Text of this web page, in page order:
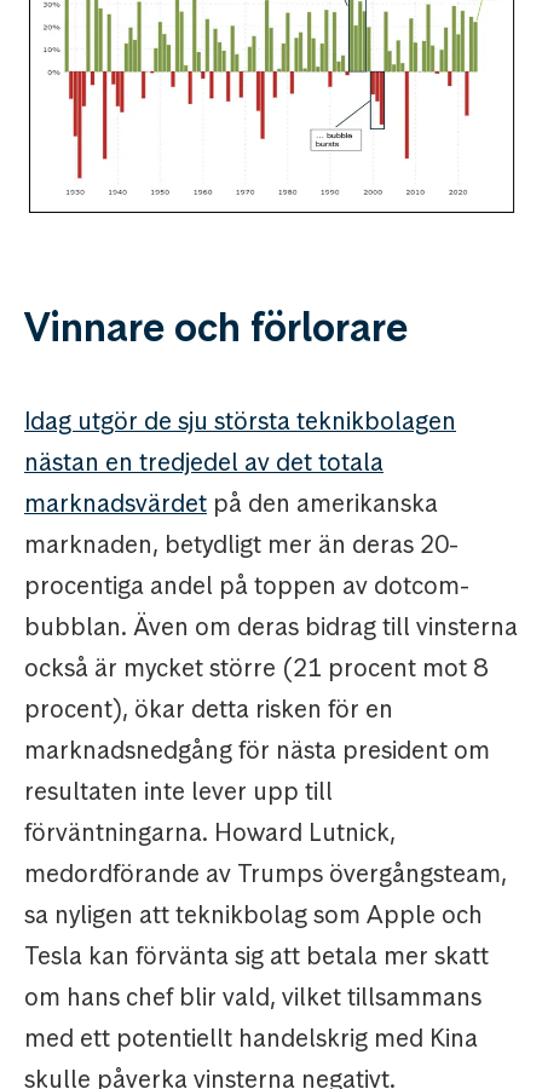
Vinnare och förlorare
Idag utgör de sju största teknikbolagen
nästan en tredjedel av det totala
marknadsvärdet på den amerikanska
marknaden, betydligt mer än deras 20-
procentiga andel på toppen av dotcom-
bubblan. Även om deras bidrag till vinsterna
också är mycket större (21 procent mot 8
procent), ökar detta risken för en
marknadsnedgång för nästa president om
resultaten inte lever upp till
förväntningarna. Howard Lutnick,
medordförande av Trumps övergångsteam,
sa nyligen att teknikbolag som Apple och
Tesla kan förvänta sig att betala mer skatt
om hans chef blir vald, vilket tillsammans
med ett potentiellt handelskrig med Kina
skulle påverka vinsterna negativt.